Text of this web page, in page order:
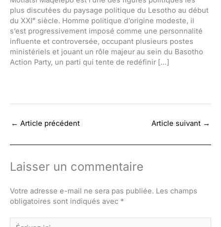
plus discutées du paysage politique du Lesotho au début
du XXIᵉ siècle. Homme politique d’origine modeste, il
s’est progressivement imposé comme une personnalité
influente et controversée, occupant plusieurs postes
ministériels et jouant un rôle majeur au sein du Basotho
Action Party, un parti qui tente de redéfinir […]
← Article précédent Article suivant →
Laisser un commentaire
Votre adresse e-mail ne sera pas publiée. Les champs
obligatoires sont indiqués avec *
Écrivez